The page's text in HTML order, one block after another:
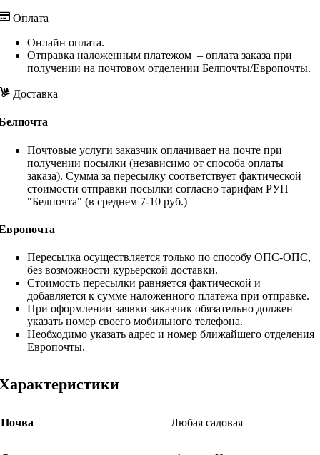
Оплата
Онлайн оплата.
Отправка наложенным платежом – оплата заказа при
получении на почтовом отделении Белпочты/Европочты.
Доставка
Почтовые услуги заказчик оплачивает на почте при
получении посылки (независимо от способа оплаты
заказа). Сумма за пересылку соответствует фактической
стоимости отправки посылки согласно тарифам РУП
"Белпочта" (в среднем 7-10 руб.)
Пересылка осуществляется только по способу ОПС-ОПС,
без возможности курьерской доставки.
Стоимость пересылки равняется фактической и
добавляется к сумме наложенного платежа при отправке.
При оформлении заявки заказчик обязательно должен
указать номер своего мобильного телефона.
Необходимо указать адрес и номер ближайшего отделения
Европочты.
Почва Любая садовая